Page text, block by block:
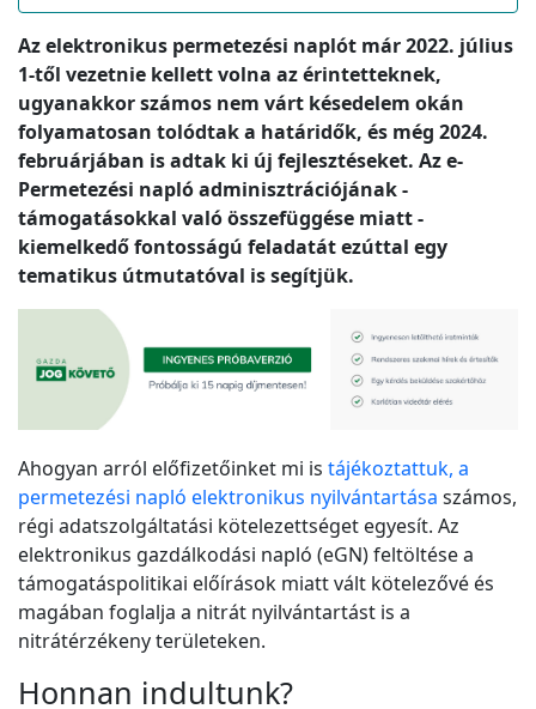
Az elektronikus permetezési naplót már 2022. július
1-től vezetnie kellett volna az érintetteknek,
ugyanakkor számos nem várt késedelem okán
folyamatosan tolódtak a határidők, és még 2024.
februárjában is adtak ki új fejlesztéseket. Az e-
Permetezési napló adminisztrációjának -
támogatásokkal való összefüggése miatt -
kiemelkedő fontosságú feladatát ezúttal egy
tematikus útmutatóval is segítjük.
Ahogyan arról előfizetőinket mi is tájékoztattuk, a
permetezési napló elektronikus nyilvántartása számos,
régi adatszolgáltatási kötelezettséget egyesít. Az
elektronikus gazdálkodási napló (eGN) feltöltése a
támogatáspolitikai előírások miatt vált kötelezővé és
magában foglalja a nitrát nyilvántartást is a
nitrátérzékeny területeken.
Honnan indultunk?